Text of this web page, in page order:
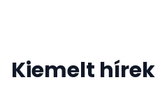
hogy kultúránk gazdag
következő generációk
Kiemelt hírek